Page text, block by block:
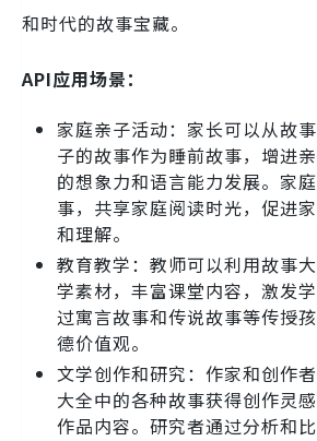
和时代的故事宝藏。
API应用场景：
家庭亲子活动：家长可以从故
子的故事作为睡前故事，增进
的想象力和语言能力发展。家
事，共享家庭阅读时光，促进
和理解。
教育教学：教师可以利用故事
学素材，丰富课堂内容，激发
过寓言故事和传说故事等传授
德价值观。
文学创作和研究：作家和创作
大全中的各种故事获得创作灵
作品内容。研究者通过分析和